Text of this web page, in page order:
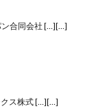
ン合同会社 […][…]
クス株式 […][…]